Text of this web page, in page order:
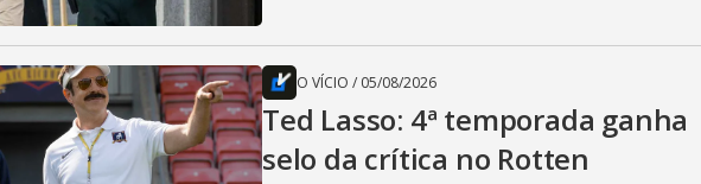
O VÍCIO / 05/08/2026
Ted Lasso: 4ª temporada ganha
selo da crítica no Rotten